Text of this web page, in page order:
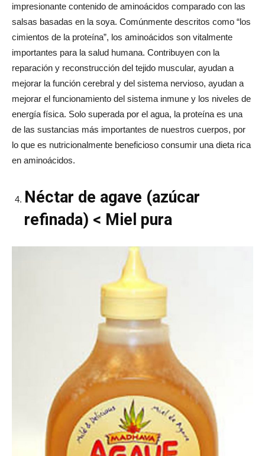
impresionante contenido de aminoácidos comparado con las
salsas basadas en la soya. Comúnmente descritos como “los
cimientos de la proteína”, los aminoácidos son vitalmente
importantes para la salud humana. Contribuyen con la
reparación y reconstrucción del tejido muscular, ayudan a
mejorar la función cerebral y del sistema nervioso, ayudan a
mejorar el funcionamiento del sistema inmune y los niveles de
energía física. Solo superada por el agua, la proteína es una
de las sustancias más importantes de nuestros cuerpos, por
lo que es nutricionalmente beneficioso consumir una dieta rica
en aminoácidos.
Néctar de agave (azúcar
refinada) < Miel pura